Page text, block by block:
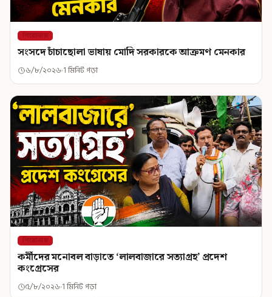
শিরোনাম
সংসদে চাঁচাছোলা ভাষায় মোদি সরকারকে আক্রমণ মেনকার
৬/৮/২০২৬ 1 মিনিট পড়া
শিরোনাম
কর্মীদের মনোবল বাড়াতে ‘লালবাজারে সত্যাগ্রহ’ প্রদেশ
কংগ্রেসের
৫/৮/২০২৬ 1 মিনিট পড়া